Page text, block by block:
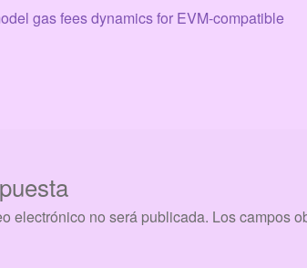
gas fees dynamics for EVM-compatible
electrónico no será publicada. Los campos